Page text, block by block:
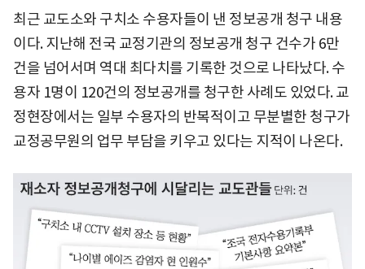
최근 교도소와 구치소 수용자들이 낸 정보공개 청구 내용
이다. 지난해 전국 교정기관의 정보공개 청구 건수가 6만
건을 넘어서며 역대 최다치를 기록한 것으로 나타났다. 수
용자 1명이 120건의 정보공개를 청구한 사례도 있었다. 교
정현장에서는 일부 수용자의 반복적이고 무분별한 청구가
교정공무원의 업무 부담을 키우고 있다는 지적이 나온다.